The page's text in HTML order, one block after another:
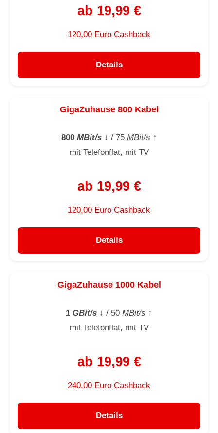
ab 19,99 €
120,00 Euro Cashback
Details
GigaZuhause 800 Kabel
800MBit/s↓ / 75MBit/s ↑
mit Telefonflat, mit TV
ab 19,99 €
120,00 Euro Cashback
Details
GigaZuhause 1000 Kabel
1 GBit/s ↓ / 50 MBit/s ↑
mit Telefonflat, mit TV
ab 19,99 €
240,00 Euro Cashback
Details